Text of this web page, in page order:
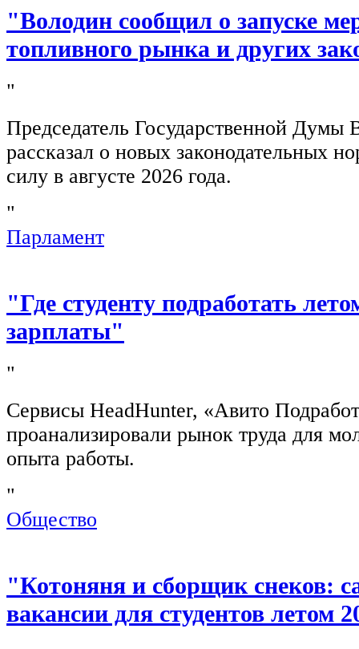
"Володин сообщил о запуске
топливного рынка и других
"
Председатель Государственной Думы
рассказал о новых законодательных
силу в августе 2026 года.
"
Парламент
"Где студенту подработать
зарплаты"
"
Сервисы HeadHunter, «Авито
проанализировали рынок труда для
опыта работы.
"
Общество
"Котоняня и сборщик снеков:
вакансии для студентов летом